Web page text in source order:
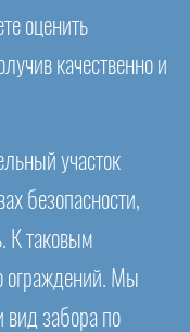
оценить
качественно и
участок
безопасности,
К таковым
ограждений. Мы
вид забора по